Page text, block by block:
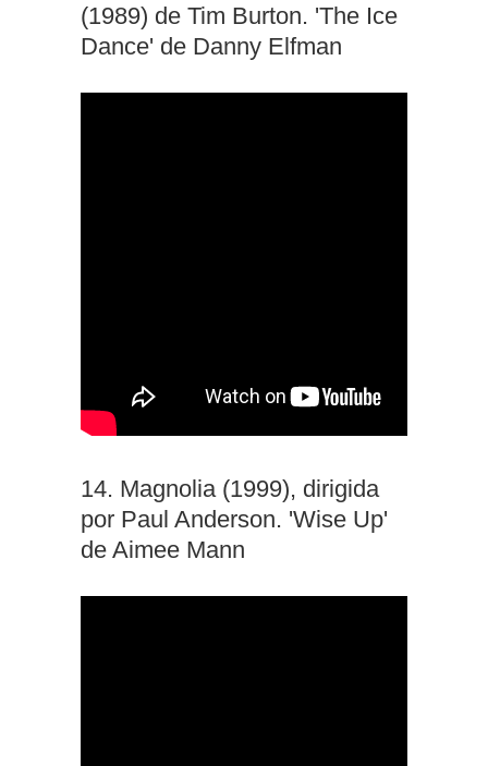
(1989) de Tim Burton. 'The Ice
Dance' de Danny Elfman
14. Magnolia (1999), dirigida
por Paul Anderson. 'Wise Up'
de Aimee Mann